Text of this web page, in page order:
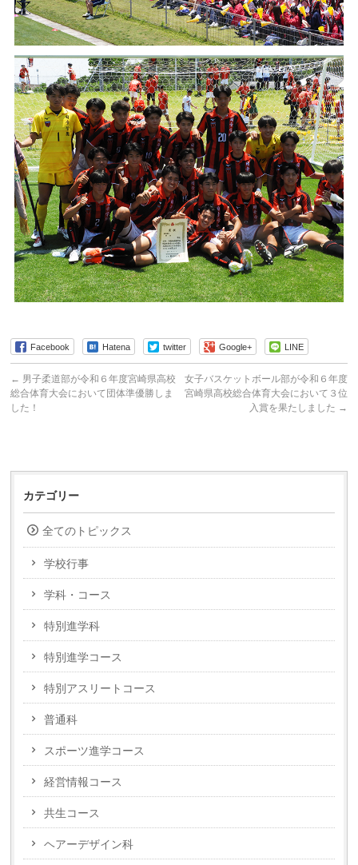
Facebook Hatena twitter Google+ LINE
← 男子柔道部が令和６年度宮崎県高校
総合体育大会において団体準優勝しま
した！
女子バスケットボール部が令和６年度
宮崎県高校総合体育大会において３位
入賞を果たしました →
カテゴリー
全てのトピックス
学校行事
学科・コース
特別進学科
特別進学コース
特別アスリートコース
普通科
スポーツ進学コース
経営情報コース
共生コース
ヘアーデザイン科